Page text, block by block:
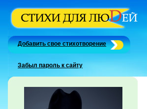
Добавить свое стихотворение
Забыл пароль к сайту